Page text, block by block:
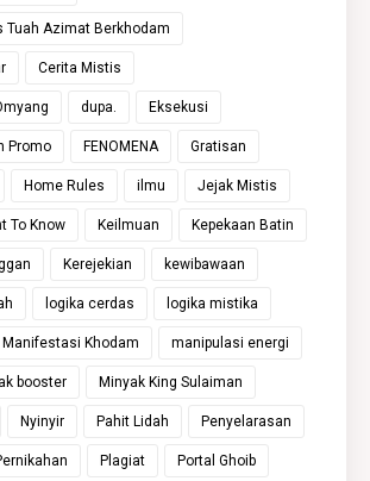
Tuah Azimat Berkhodam
Cerita Mistis
dupa. Eksekusi
Promo FENOMENA Gratisan
Home Rules ilmu Jejak Mistis
To Know Keilmuan Kepekaan Batin
Kerejekian kewibawaan
logika cerdas logika mistika
Manifestasi Khodam manipulasi energi
booster Minyak King Sulaiman
Nyinyir Pahit Lidah Penyelarasan
Plagiat Portal Ghoib